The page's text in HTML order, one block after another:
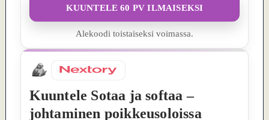
KUUNTELE 60 PV ILMAISEKSI
Alekoodi toistaiseksi voimassa.
Kuuntele Sotaa ja softaa –
johtaminen poikkeusoloissa